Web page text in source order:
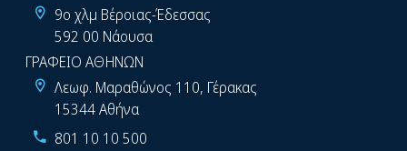
9ο χλμ Βέροιας-Έδεσσας
592 00 Νάουσα
ΓΡΑΦΕΙΟ ΑΘΗΝΩΝ
Λεωφ. Μαραθώνος 110, Γέρακας
15344 Αθήνα
801 10 10 500